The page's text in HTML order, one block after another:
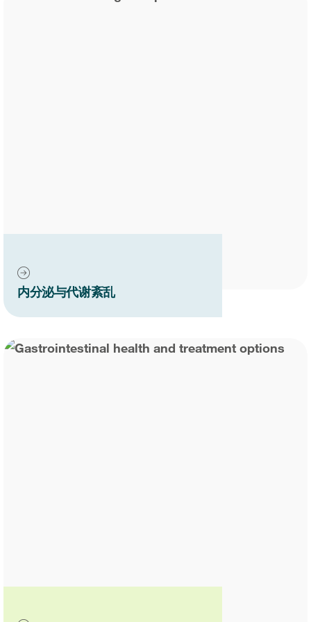
内分泌与代谢紊乱